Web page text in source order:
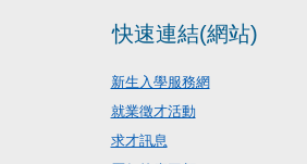
快速連結(網站)
新生入學服務網
就業徵才活動
求才訊息